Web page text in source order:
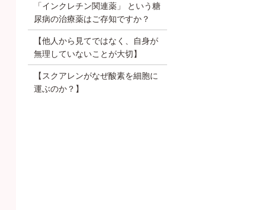
「インクレチン関連薬」 という糖
尿病の治療薬はご存知ですか？
【他人から見てではなく、自身が
無理していないことが大切】
【スクアレンがなぜ酸素を細胞に
運ぶのか？】